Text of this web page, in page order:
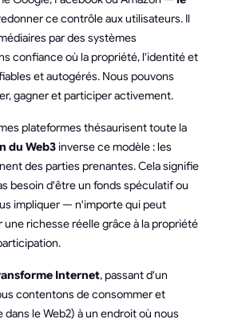
ce contrôle aux utilisateurs. Il
par des systèmes
confiance où la propriété, l'identité et
et autogérés. Nous pouvons
gagner et participer activement.
plateformes thésaurisent toute la
du Web3inverse ce modèle : les
des parties prenantes. Cela signifie
besoin d'être un fonds spéculatif ou
impliquer — n'importe qui peut
richesse réelle grâce à la propriété
Internet, passant d'un
contentons de consommer et
le Web2) à un endroit où nous